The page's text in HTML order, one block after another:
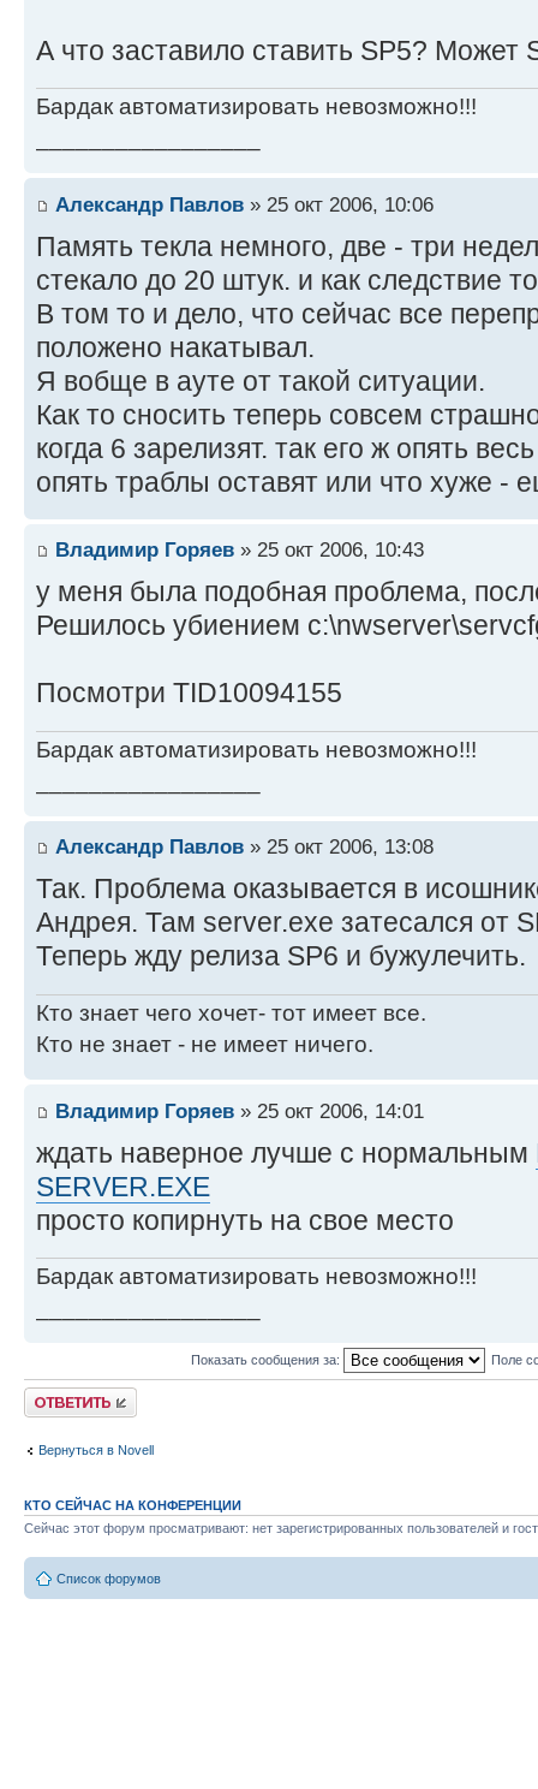
А что заставило ставить SP5? Может
Бардак автоматизировать невозможно!!!
Александр Павлов » 25 окт 2006, 10:06
Память текла немного, две - три
стекало до 20 штук. и как следствие
В том то и дело, что сейчас все
положено накатывал.
Я вобще в ауте от такой ситуации.
Как то сносить теперь совсем
когда 6 зарелизят. так его ж опять
опять траблы оставят или что хуже -
Владимир Горяев » 25 окт 2006, 10:43
у меня была подобная проблема,
Решилось убиением
Посмотри TID10094155
Бардак автоматизировать невозможно!!!
Александр Павлов » 25 окт 2006, 13:08
Так. Проблема оказывается в
Андрея. Там server.exe затесался от
Теперь жду релиза SP6 и бужулечить.
Кто знает чего хочет- тот имеет все.
Кто не знает - не имеет ничего.
Владимир Горяев » 25 окт 2006, 14:01
ждать наверное лучше с нормальным
SERVER.EXE
просто копирнуть на свое место
Бардак автоматизировать невозможно!!!
Показать сообщения за: Поле
Ответить
Вернуться в Novell
КТО СЕЙЧАС НА КОНФЕРЕНЦИИ
Сейчас этот форум просматривают: нет зарегистрированных пользователей и
Список форумов